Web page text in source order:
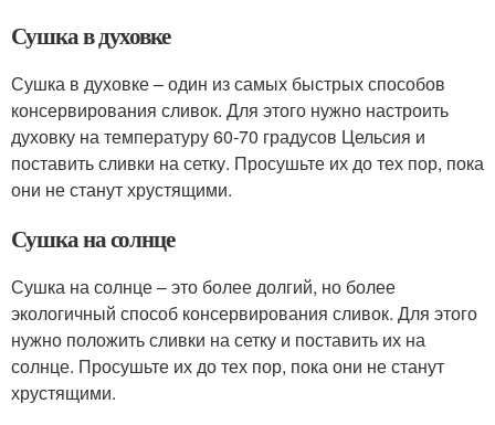
Сушка в духовке
Сушка в духовке – один из самых быстрых способов
консервирования сливок. Для этого нужно настроить
духовку на температуру 60-70 градусов Цельсия и
поставить сливки на сетку. Просушьте их до тех пор, пока
они не станут хрустящими.
Сушка на солнце
Сушка на солнце – это более долгий, но более
экологичный способ консервирования сливок. Для этого
нужно положить сливки на сетку и поставить их на
солнце. Просушьте их до тех пор, пока они не станут
хрустящими.